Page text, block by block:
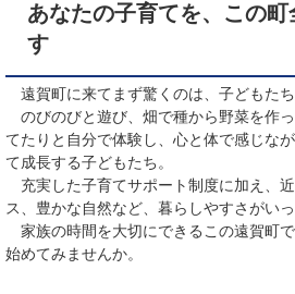
あなたの子育てを、この
す
遠賀町に来てまず驚くのは、子どもたち
のびのびと遊び、畑で種から野菜を作
てたりと自分で体験し、心と体で感じな
て成長する子どもたち。
充実した子育てサポート制度に加え、
ス、豊かな自然など、暮らしやすさがいっ
家族の時間を大切にできるこの遠賀町
始めてみませんか。